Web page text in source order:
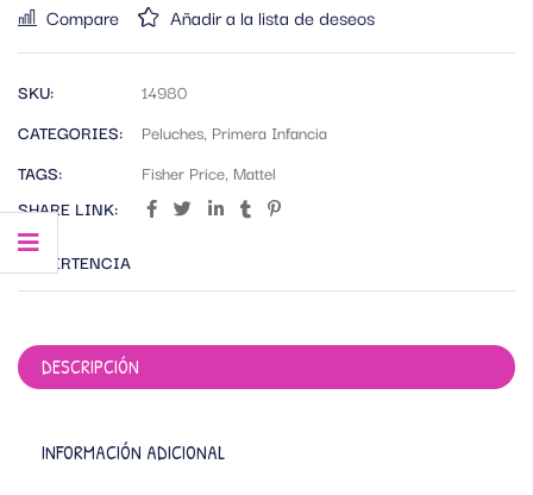
Compare Añadir a la lista de deseos
SKU:
14980
CATEGORIES:
Peluches, Primera Infancia
TAGS:
Fisher Price, Mattel
SHARE LINK:
ADVERTENCIA
DESCRIPCIÓN
INFORMACIÓN ADICIONAL